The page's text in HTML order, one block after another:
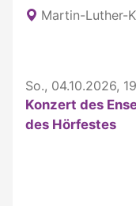
Martin-Luther-
So., 04.10.2026,
Konzert des
des Hörfestes